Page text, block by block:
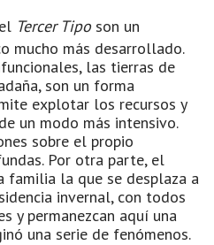
Tercer Tiposon un
mucho más desarrollado.
las tierras de
son un forma
explotar los recursos y
un modo más intensivo.
sobre el propio
Por otra parte, el
familia la que se desplaza a
invernal, con todos
y permanezcan aquí una
una serie de fenómenos.